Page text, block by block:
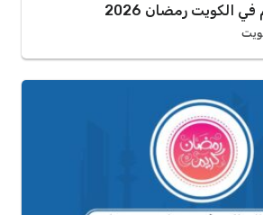
الكويت رمضان 2026